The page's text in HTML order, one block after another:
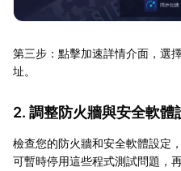
第三步：點擊加速詳情介面，選
址。
2. 調整防火牆與安全軟體
檢查您的防火牆和安全軟體設定
可暫時停用這些程式測試問題，